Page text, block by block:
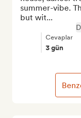
summer-vibe.
but wit...
Cevaplar
3 gün